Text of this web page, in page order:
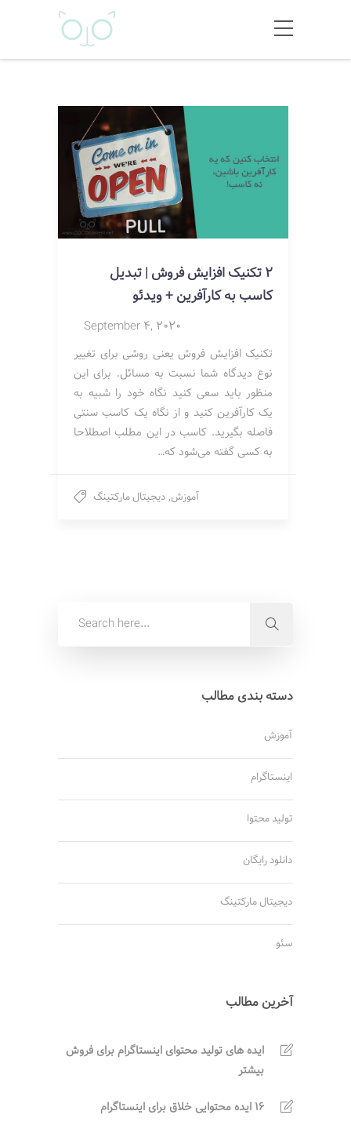
2 تکنیک افزایش فروش | تبدیل
کاسب به کارآفرین + ویدئو
September 4, 2020
تکنیک افزایش فروش یعنی روشی برای تغییر
نوع دیدگاه شما نسبت به مسائل. برای این
منظور باید سعی کنید نگاه خود را شبیه به
یک کارآفرین کنید و از نگاه یک کاسب سنتی
فاصله بگیرید. کاسب در این مطلب اصطلاحا
به کسی گفته می‌شود که…
آموزش, دیجیتال مارکتینگ
دسته بندی مطالب
آموزش
اینستاگرام
تولید محتوا
دانلود رایگان
دیجیتال مارکتینگ
سئو
آخرین مطالب
ایده های تولید محتوای اینستاگرام برای فروش
بیشتر
16 ایده محتوایی خلاق برای اینستاگرام